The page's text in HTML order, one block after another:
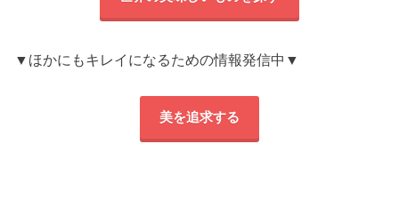
▼ほかにもキレイになるための情報発信中▼
美を追求する